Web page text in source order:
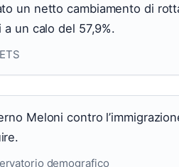
un netto cambiamento di
un calo del 57,9%.
Meloni contro
demografico